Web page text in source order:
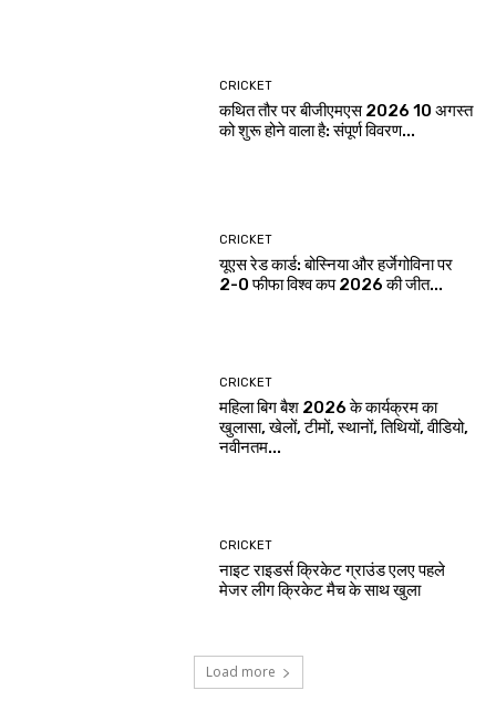
CRICKET
कथित तौर पर बीजीएमएस 2026 10 अगस्त
को शुरू होने वाला है: संपूर्ण विवरण...
CRICKET
यूएस रेड कार्ड: बोस्निया और हर्जेगोविना पर
2-0 फीफा विश्व कप 2026 की जीत...
CRICKET
महिला बिग बैश 2026 के कार्यक्रम का
खुलासा, खेलों, टीमों, स्थानों, तिथियों, वीडियो,
नवीनतम...
CRICKET
नाइट राइडर्स क्रिकेट ग्राउंड एलए पहले
मेजर लीग क्रिकेट मैच के साथ खुला
Load more